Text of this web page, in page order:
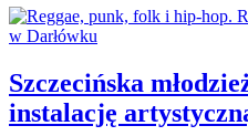
Szczecińska
instalację